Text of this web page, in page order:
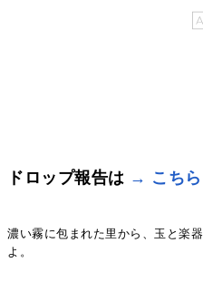
ドロップ報告は → こちら
濃い霧に包まれた里から、玉と楽
よ。